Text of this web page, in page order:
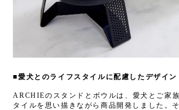
■愛犬とのライフスタイルに配慮したデザイン
ARCHIEのスタンドとボウルは、愛犬とご家
タイルを思い描きながら商品開発しました。